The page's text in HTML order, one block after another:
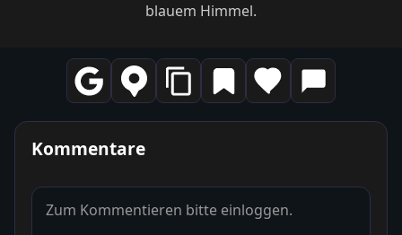
blauem Himmel.
Kommentare